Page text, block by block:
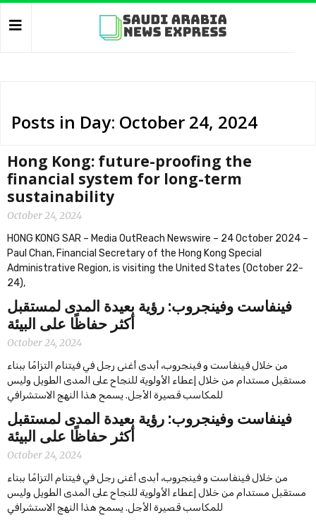
Posts in Day: October 24, 2024
Hong Kong: future-proofing the
financial system for long-term
sustainability
October 24, 2024
HONG KONG SAR – Media OutReach Newswire – 24 October 2024 –
Paul Chan, Financial Secretary of the Hong Kong Special
Administrative Region, is visiting the United States (October 22-
24),
‫‫فينفاست وفينجروب: رؤية بعيدة المدى لمستقبل
أكثر حفاظًا على البيئة
October 24, 2024
من خلال فينفاست و فينجروب، أبدى أغنى رجل في فيتنام التزامًا ببناء
مستقبل مستدام من خلال إعطاء الأولوية للنجاح على المدى الطويل وليس
للمكاسب قصيرة الأجل. يسمح هذا النهج الاستشرافي
‫‫فينفاست وفينجروب: رؤية بعيدة المدى لمستقبل
أكثر حفاظًا على البيئة
October 24, 2024
من خلال فينفاست و فينجروب، أبدى أغنى رجل في فيتنام التزامًا ببناء
مستقبل مستدام من خلال إعطاء الأولوية للنجاح على المدى الطويل وليس
للمكاسب قصيرة الأجل. يسمح هذا النهج الاستشرافي